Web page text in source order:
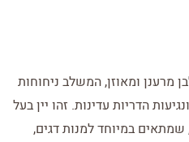
(750 מ"ל): יין לבן מרענן ומאוזן, המשלב ניחוחות
הדריות עדינות. זהו יין בעל
שמתאים במיוחד למנות דגים,